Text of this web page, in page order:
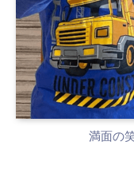
満面の